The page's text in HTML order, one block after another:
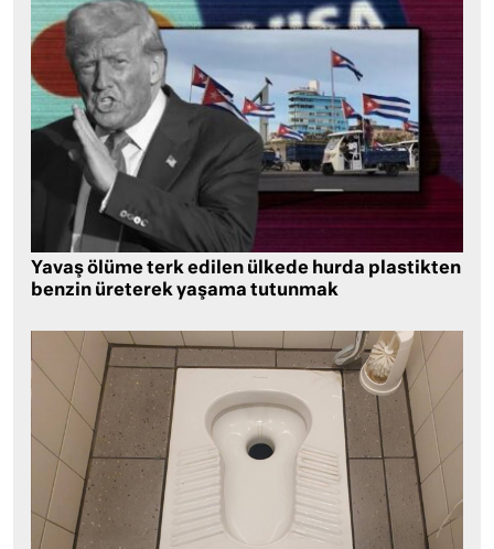
Yavaş ölüme terk edilen ülkede hurda plastikten
benzin üreterek yaşama tutunmak